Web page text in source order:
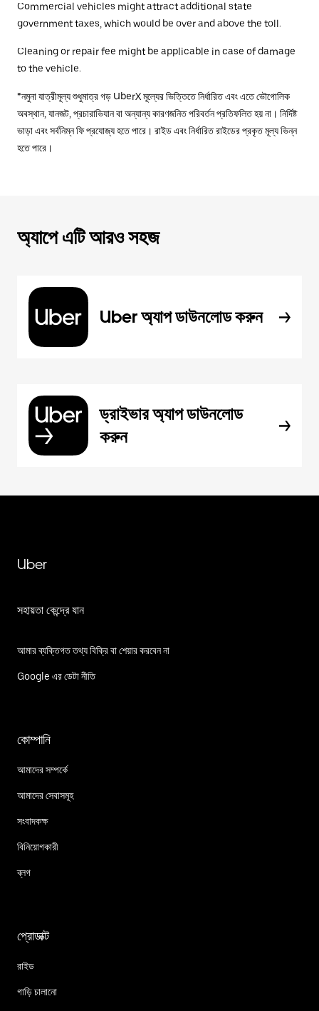
Commercial vehicles might attract additional state
government taxes, which would be over and above the toll.
Cleaning or repair fee might be applicable in case of damage
to the vehicle.
*নমুনা যাত্রীমূল্য শুধুমাত্র গড় UberX মূল্যের ভিত্তিতে নির্ধারিত এবং এতে ভৌগোলিক
অবস্থান, যানজট, প্রচারাভিযান বা অন্যান্য কারণজনিত পরিবর্তন প্রতিফলিত হয় না। নির্দিষ্ট
ভাড়া এবং সর্বনিম্ন ফি প্রযোজ্য হতে পারে। রাইড এবং নির্ধারিত রাইডের প্রকৃত মূল্য ভিন্ন
হতে পারে।
অ্যাপে এটি আরও সহজ
Uber অ্যাপ ডাউনলোড করুন
ড্রাইভার অ্যাপ ডাউনলোড
করুন
Uber
সহায়তা কেন্দ্রে যান
আমার ব্যক্তিগত তথ্য বিক্রি বা শেয়ার করবেন না
Google এর ডেটা নীতি
কোম্পানি
আমাদের সম্পর্কে
আমাদের সেবাসমূহ
সংবাদকক্ষ
বিনিয়োগকারী
ব্লগ
প্রোডাক্ট
রাইড
গাড়ি চালানো